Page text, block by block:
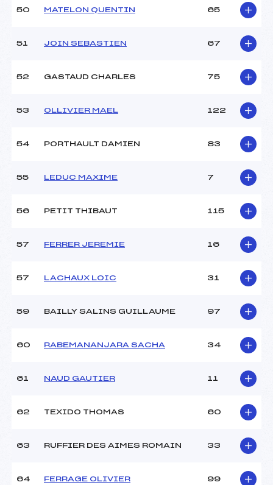
50 MATELON QUENTIN 65
51 JOIN SEBASTIEN 67
52 GASTAUD CHARLES 75
53 OLLIVIER MAEL 122
54 PORTHAULT DAMIEN 83
55 LEDUC MAXIME 7
56 PETIT THIBAUT 115
57 FERRER JEREMIE 16
57 LACHAUX LOIC 31
59 BAILLY SALINS GUILLAUME 97
60 RABEMANANJARA SACHA 34
61 NAUD GAUTIER 11
62 TEXIDO THOMAS 60
63 RUFFIER DES AIMES ROMAIN 33
64 FERRAGE OLIVIER 99